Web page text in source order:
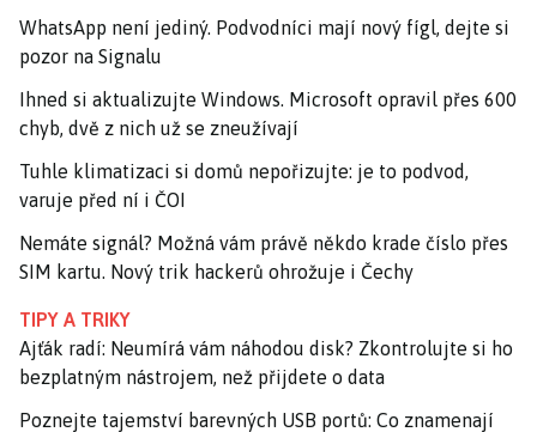
WhatsApp není jediný. Podvodníci mají nový fígl, dejte si
pozor na Signalu
Ihned si aktualizujte Windows. Microsoft opravil přes 600
chyb, dvě z nich už se zneužívají
Tuhle klimatizaci si domů nepořizujte: je to podvod,
varuje před ní i ČOI
Nemáte signál? Možná vám právě někdo krade číslo přes
SIM kartu. Nový trik hackerů ohrožuje i Čechy
TIPY A TRIKY
Ajťák radí: Neumírá vám náhodou disk? Zkontrolujte si ho
bezplatným nástrojem, než přijdete o data
Poznejte tajemství barevných USB portů: Co znamenají